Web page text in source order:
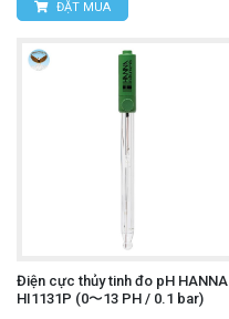
ĐẶT MUA
Điện cực thủy tinh đo pH HANNA
HI1131P (0〜13 PH / 0.1 bar)